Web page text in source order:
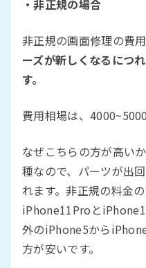
・非正規の場合
非正規の画面修理の費
ーズが新しくなるにつ
す。
費用相場は、
なぜこちらの方が高い
種なので、パーツが出
れます。非正規の料金
iPhone11Proと
外のiPhone5から
方が安いです。